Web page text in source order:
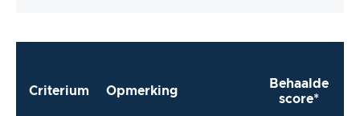
Criterium Opmerking
Behaalde
score*